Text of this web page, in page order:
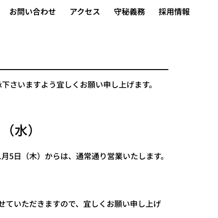
お問い合わせ アクセス 守秘義務 採用情報
さいますよう宜しくお願い申し上げます。
水）
5日（木）からは、通常通り営業いたします。
いただきますので、宜しくお願い申し上げ